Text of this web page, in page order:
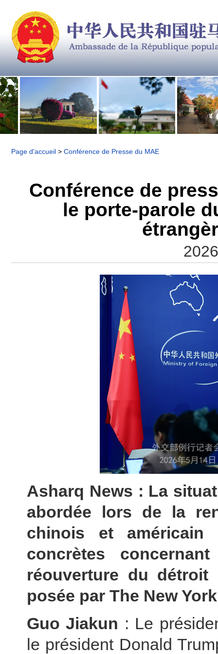
Page d'accueil > Conférence de Presse du MAE
Conférence de
le porte-parole
Asharq News : La
abordée lors de la
chinois et
concrètes
réouverture du détroit
posée par The New
Guo Jiakun : Le
le président Donald